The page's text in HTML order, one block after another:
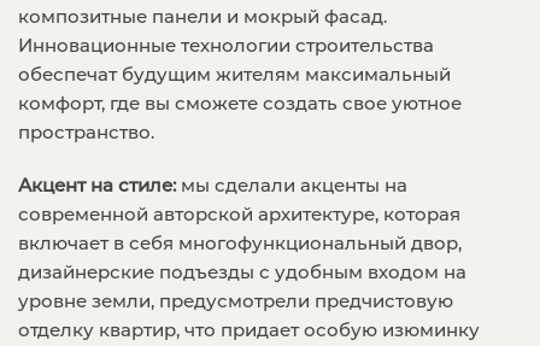
композитные панели и мокрый фасад.
Инновационные технологии строительства
обеспечат будущим жителям максимальный
комфорт, где вы сможете создать свое уютное
пространство.
Акцент на стиле: мы сделали акценты на
современной авторской архитектуре, которая
включает в себя многофункциональный двор,
дизайнерские подъезды с удобным входом на
уровне земли, предусмотрели предчистовую
отделку квартир, что придает особую изюминку